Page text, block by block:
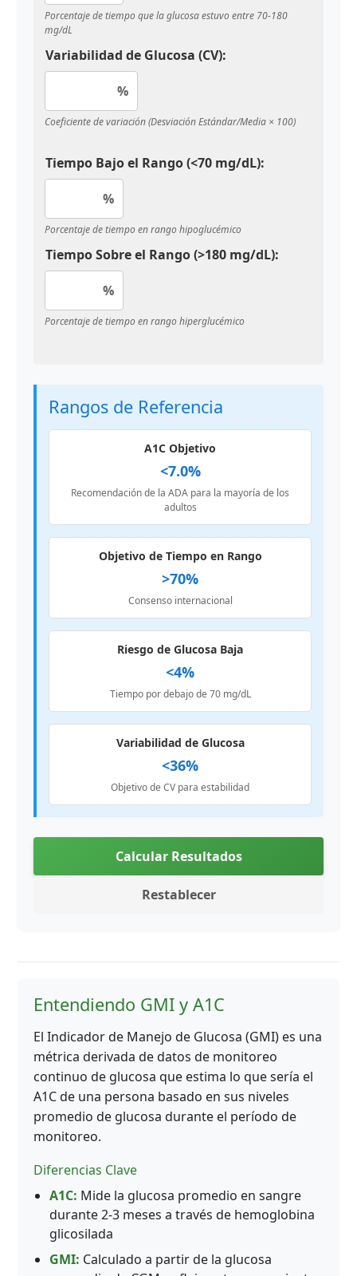
Porcentaje de tiempo que la glucosa estuvo entre 70-180
mg/dL
Variabilidad de Glucosa (CV):
%
Coeficiente de variación (Desviación Estándar/Media × 100)
Tiempo Bajo el Rango (<70 mg/dL):
%
Porcentaje de tiempo en rango hipoglucémico
Tiempo Sobre el Rango (>180 mg/dL):
%
Porcentaje de tiempo en rango hiperglucémico
Rangos de Referencia
A1C Objetivo
<7.0%
Recomendación de la ADA para la mayoría de los
adultos
Objetivo de Tiempo en Rango
>70%
Consenso internacional
Riesgo de Glucosa Baja
<4%
Tiempo por debajo de 70 mg/dL
Variabilidad de Glucosa
<36%
Objetivo de CV para estabilidad
Calcular Resultados
Restablecer
Entendiendo GMI y A1C
El Indicador de Manejo de Glucosa (GMI) es una
métrica derivada de datos de monitoreo
continuo de glucosa que estima lo que sería el
A1C de una persona basado en sus niveles
promedio de glucosa durante el período de
monitoreo.
Diferencias Clave
A1C: Mide la glucosa promedio en sangre
durante 2-3 meses a través de hemoglobina
glicosilada
GMI: Calculado a partir de la glucosa